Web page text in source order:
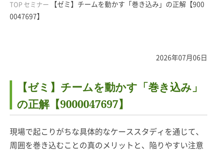
TOP セミナー
【ゼミ】チームを動かす「巻き込み」の正解【900
0047697】
2026年07月06日
【ゼミ】チームを動かす「巻き込み」
の正解【9000047697】
現場で起こりがちな具体的なケーススタディを通じて、
周囲を巻き込むことの真のメリットと、陥りやすい注意